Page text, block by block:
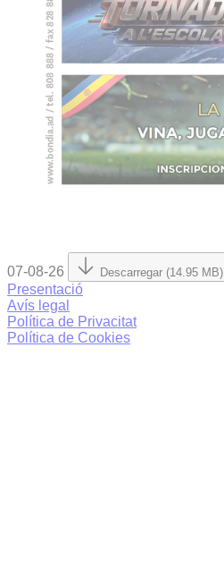
07-08-26 Descarregar (14.95 MB)
Presentació
Avís legal
Política de Privacitat
Política de Cookies